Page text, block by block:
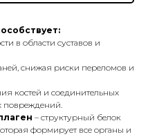
в области суставов и
снижая риски переломов и
костей и соединительных
повреждений.
– структурный белок
формирует все органы и